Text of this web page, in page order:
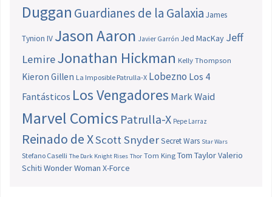
Duggan Guardianes de la Galaxia James
Tynion IV Jason Aaron Javier Garrón Jed MacKay Jeff
LemireJonathan Hickman Kelly Thompson
Kieron Gillen La Imposible Patrulla-X Lobezno Los 4
Fantásticos Los Vengadores Mark Waid
Marvel Comics Patrulla-X Pepe Larraz
Reinado de XScott SnyderSecret Wars Star Wars
Stefano Caselli The Dark Knight Rises Thor Tom King Tom TaylorValerio
Schiti Wonder Woman X-Force